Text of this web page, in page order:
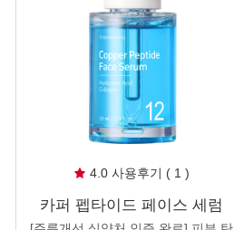
4.0 사용후기 ( 1 )
카퍼 펩타이드 페이스 세럼
33ml 주름 피부 탄력 집중 케어